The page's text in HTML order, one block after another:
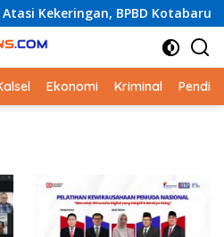
BPBD Kotabaru akan
Ekonomi Kriminal